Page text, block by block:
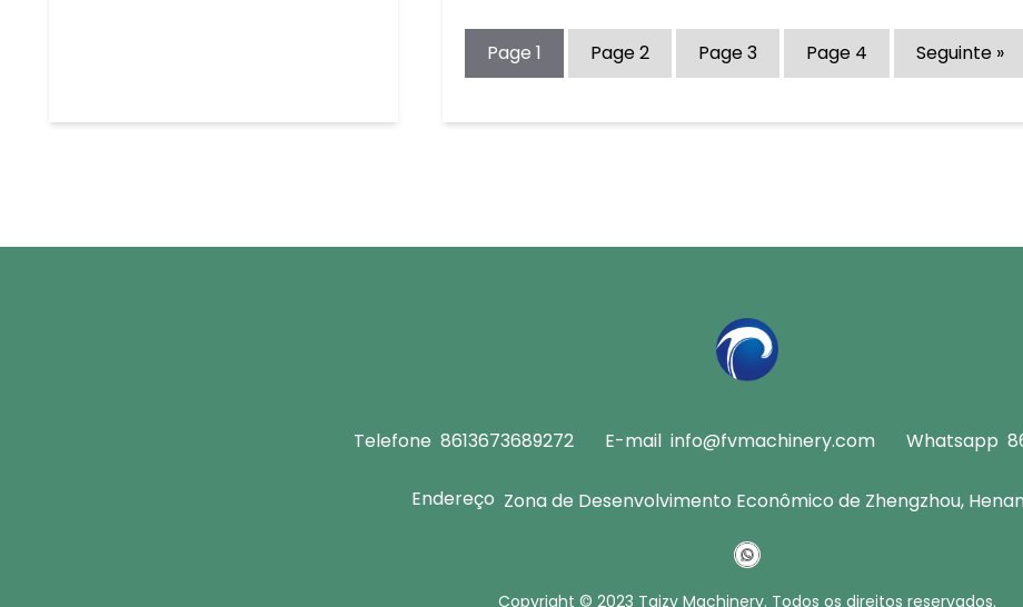
Page 1 Page2 Page3 Page 4 Seguinte »
Telefone 8613673689272 E-mail info@fvmachinery.com Whatsapp
Endereço Zona de Desenvolvimento Econômico de Zhengzhou,
Copyright © 2023 Taizy Machinery. Todos os direitos reservados.